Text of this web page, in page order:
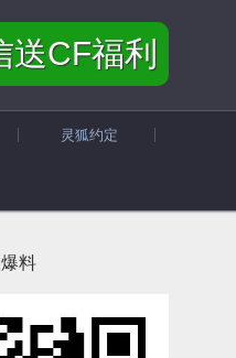
送CF福利
灵狐约定
料